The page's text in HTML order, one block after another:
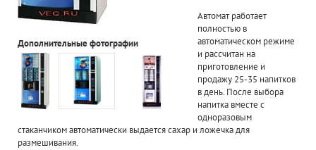
Дополнительные фотографии
Автомат работает
полностью в
автоматическом режиме
и рассчитан на
приготовление и
продажу 25-35 напитков
в день. После выбора
напитка вместе с
одноразовым
стаканчиком автоматически выдается сахар и ложечка для
размешивания.